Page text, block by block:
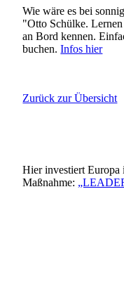
Wie wäre es bei
"Otto Schülke.
an Bord kennen.
buchen.Infos hier
Zurück zur Übersicht
Hier investiert Europa
Maßnahme: